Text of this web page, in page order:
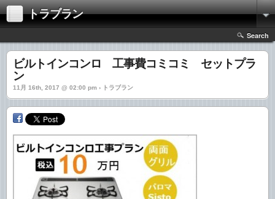
トラブラン
Search
ビルトインコンロ 工事費コミコミ セットプラ
ン
11月 16th, 2017 @ 02:00 pm › トラブラン